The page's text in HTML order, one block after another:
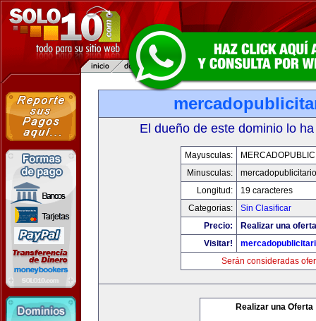
El dueño de este dominio lo
Mayusculas:
Minusculas:
Longitud:
19 caracteres
Categorias:
Sin Clasificar
Precio:
Realizar una
Visitar!
Serán consideradas
Realizar una Oferta